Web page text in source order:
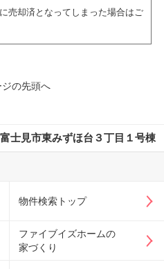
売却済となってしまった場合はご
の先頭へ
富士見市東みずほ台３丁目１号棟
物件検索トップ
ファイブイズホームの
家づくり